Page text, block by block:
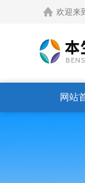
欢迎来
网站